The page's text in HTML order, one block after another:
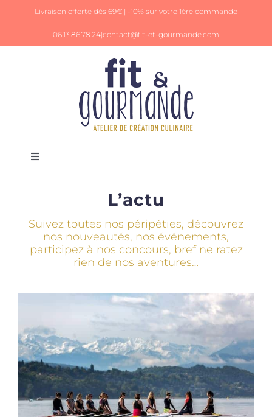
PasserLivraison offerte dès 69€ | -10% sur votre 1ère commande
06.13.86.78.24|contact@fit-et-gourmande.com
Toggle
Navigation
Mon Compte
Livres de recettes
Click and collect
Traiteur
L’actu
Suivez toutes nos péripéties, découvrez
nos nouveautés, nos événements,
participez à nos concours, bref ne ratez
rien de nos aventures…